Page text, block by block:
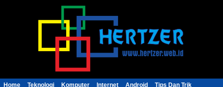
Home Teknologi Komputer Internet Android
Tips Dan Trik